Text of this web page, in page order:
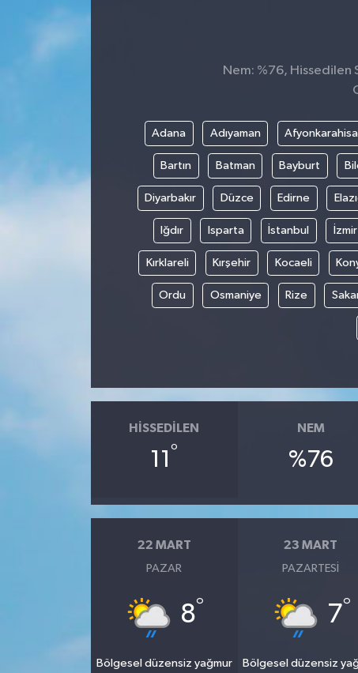
Nem: %76, Hissedilen
Adana Adıyaman
Bartın Batman Bayburt
Diyarbakır Düzce Edirne
Iğdır Isparta İstanbul İzmir
Kırklareli Kırşehir Kocaeli
Ordu Osmaniye Rize
HISSEDILEN
11 °
NEM
%76
22 MART
PAZAR
8°
Bölgesel düzensiz yağmur
23 MART
PAZARTESI
7°
Bölgesel düzensiz